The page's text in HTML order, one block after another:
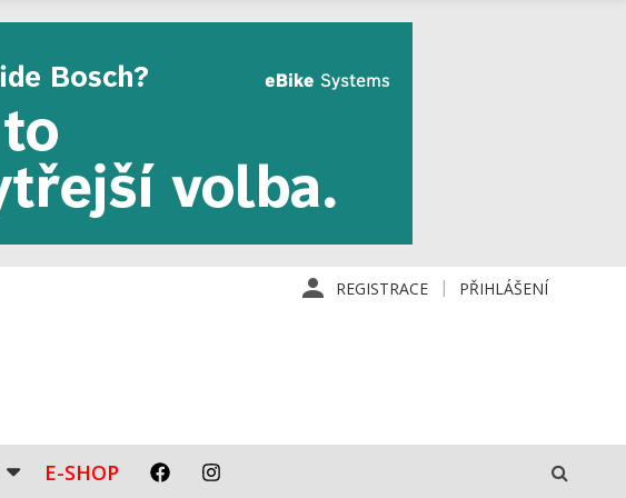
REGISTRACE PŘIHLÁŠENÍ
E-SHOP